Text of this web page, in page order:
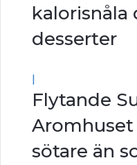
kalorisnåla
desserter
|
Flytande
Aromhuset
sötare än